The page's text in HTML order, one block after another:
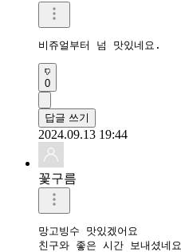
비쥬얼부터 넘 맛있네요.
0
답글 쓰기
2024.09.13 19:44
꽃구름
망고빙수 맛있겠어요
친구와 좋은 시간 보내셨네요